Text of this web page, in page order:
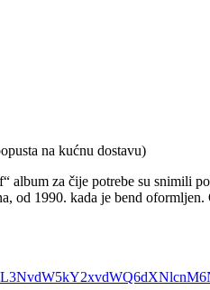
na kućnu dostavu)
za čije potrebe su snimili
1990. kada je bend oformljen.